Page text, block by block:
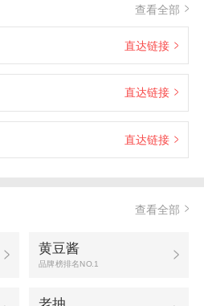
查看全部
直达链接
直达链接
直达链接
查看全部
黄豆酱
品牌榜排名NO.1